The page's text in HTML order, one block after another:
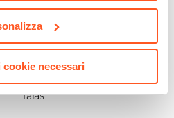
cookie necessari
rotondo 75 cm con cornice
nero opaco in alluminio -
Talas